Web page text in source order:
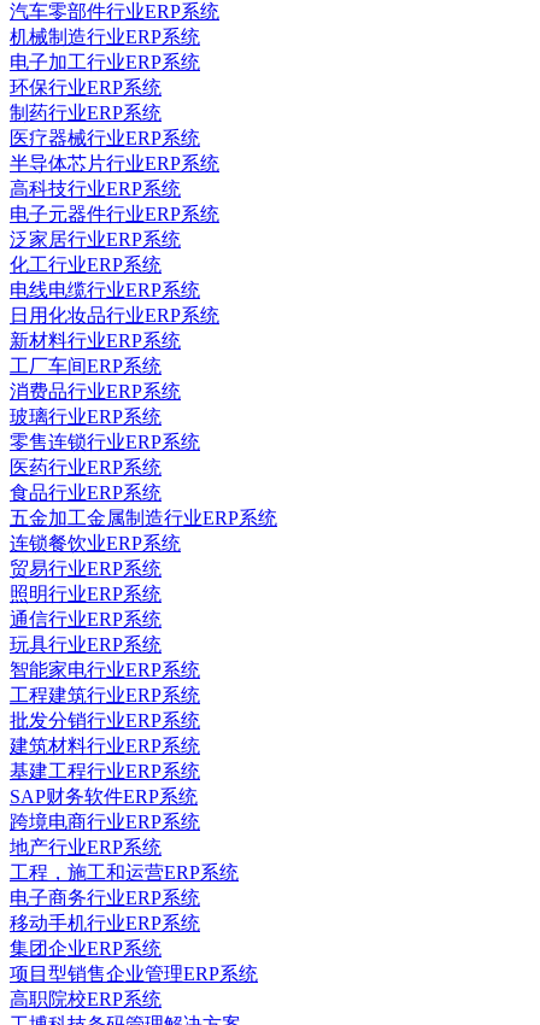
汽车零部件行业ERP系统
机械制造行业ERP系统
电子加工行业ERP系统
环保行业ERP系统
制药行业ERP系统
医疗器械行业ERP系统
半导体芯片行业ERP系统
高科技行业ERP系统
电子元器件行业ERP系统
泛家居行业ERP系统
化工行业ERP系统
电线电缆行业ERP系统
日用化妆品行业ERP系统
新材料行业ERP系统
工厂车间ERP系统
消费品行业ERP系统
玻璃行业ERP系统
零售连锁行业ERP系统
医药行业ERP系统
食品行业ERP系统
五金加工金属制造行业ERP系统
连锁餐饮业ERP系统
贸易行业ERP系统
照明行业ERP系统
通信行业ERP系统
玩具行业ERP系统
智能家电行业ERP系统
工程建筑行业ERP系统
批发分销行业ERP系统
建筑材料行业ERP系统
基建工程行业ERP系统
SAP财务软件ERP系统
跨境电商行业ERP系统
地产行业ERP系统
工程，施工和运营ERP系统
电子商务行业ERP系统
移动手机行业ERP系统
集团企业ERP系统
项目型销售企业管理ERP系统
高职院校ERP系统